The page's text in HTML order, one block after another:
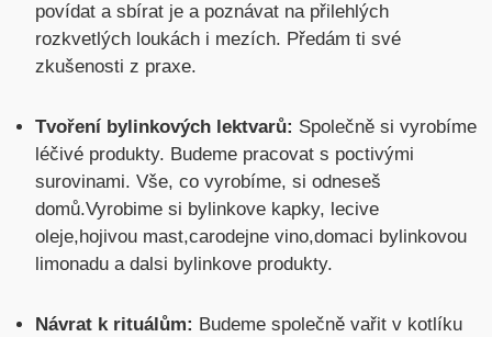
povídat a sbírat je a poznávat na přilehlých
rozkvetlých loukách i mezích. Předám ti své
zkušenosti z praxe.
Tvoření bylinkových lektvarů: Společně si vyrobíme
léčivé produkty. Budeme pracovat s poctivými
surovinami. Vše, co vyrobíme, si odneseš
domů.Vyrobime si bylinkove kapky, lecive
oleje,hojivou mast,carodejne vino,domaci bylinkovou
limonadu a dalsi bylinkove produkty.
Návrat k rituálům: Budeme společně vařit v kotlíku